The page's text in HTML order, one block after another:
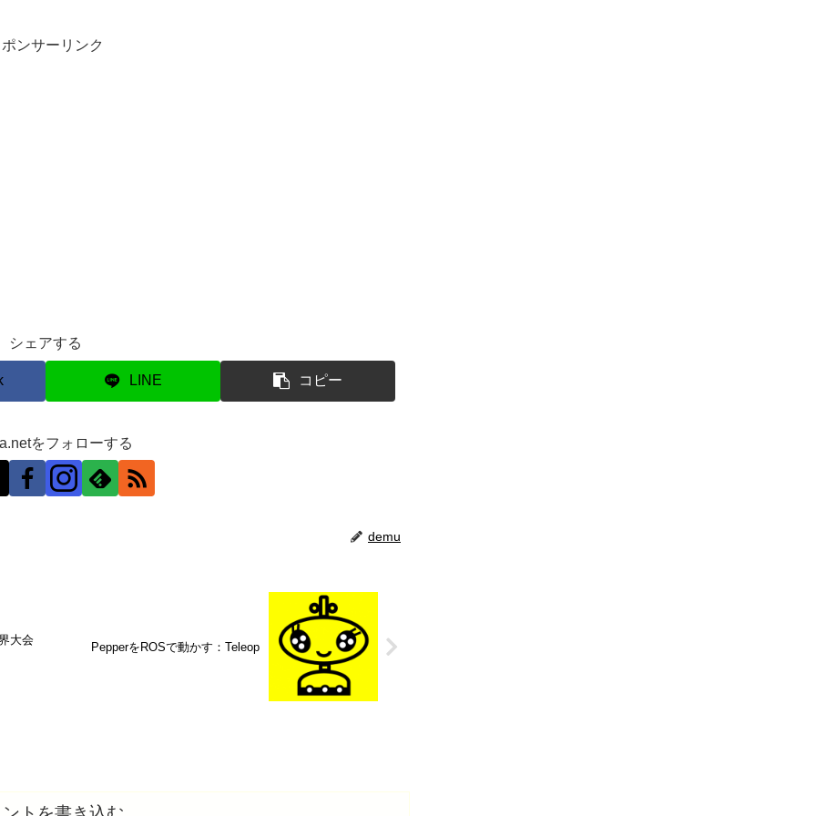
ポンサーリンク
シェアする
LINE コピー
をフォローする
demu
大会
PepperをROSで動かす：Teleop